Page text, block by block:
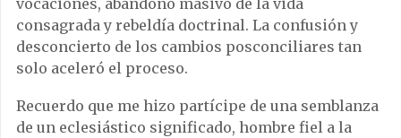
consagrada y rebeldía doctrinal. La confusión y
desconcierto de los cambios posconciliares tan
solo aceleró el proceso.
Recuerdo que me hizo partícipe de una semblanza
de un eclesiástico significado, hombre fiel a la